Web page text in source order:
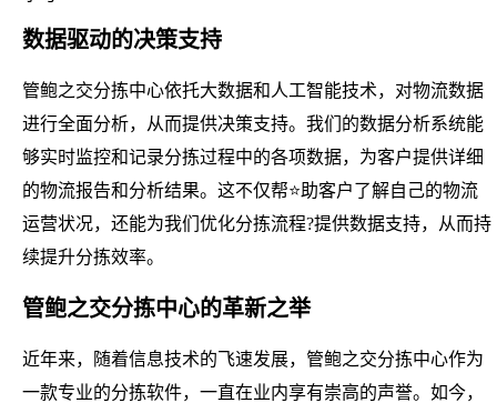
数据驱动的决策支持
管鲍之交分拣中心依托大数据和人工智能技术，对物流数据
进行全面分析，从而提供决策支持。我们的数据分析系统能
够实时监控和记录分拣过程中的各项数据，为客户提供详细
的物流报告和分析结果。这不仅帮⭐助客户了解自己的物流
运营状况，还能为我们优化分拣流程?提供数据支持，从而持
续提升分拣效率。
管鲍之交分拣中心的革新之举
近年来，随着信息技术的飞速发展，管鲍之交分拣中心作为
一款专业的分拣软件，一直在业内享有崇高的声誉。如今，